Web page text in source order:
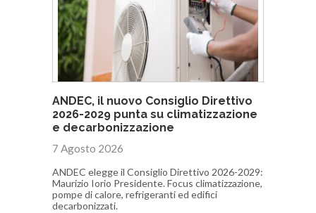
ANDEC, il nuovo Consiglio Direttivo
2026-2029 punta su climatizzazione
e decarbonizzazione
7 Agosto 2026
ANDEC elegge il Consiglio Direttivo 2026-2029:
Maurizio Iorio Presidente. Focus climatizzazione,
pompe di calore, refrigeranti ed edifici
decarbonizzati.